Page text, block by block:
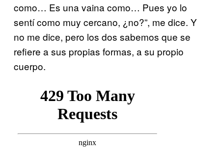
como… Es una vaina como… Pues yo lo
sentí como muy cercano, ¿no?”, me dice. Y
no me dice, pero los dos sabemos que se
refiere a sus propias formas, a su propio
cuerpo.